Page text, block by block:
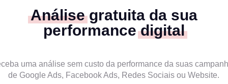
Análisegratuita da sua
performancedigital
uma análise sem custo da performance da suas
de Google Ads, Facebook Ads, Redes Sociais ou Website.